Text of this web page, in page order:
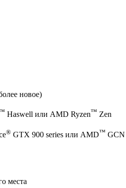
новое)
Haswell или AMD Ryzen™ Zen
® GTX 900 series или AMD™ GCN
места